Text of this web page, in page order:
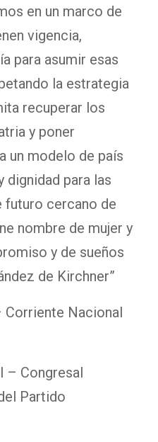
en un marco de
vigencia,
para asumir esas
la estrategia
recuperar los
y poner
un modelo de país
dignidad para las
futuro cercano de
nombre de mujer y
y de sueños
de Kirchner”
Nacional
– Congresal
Partido